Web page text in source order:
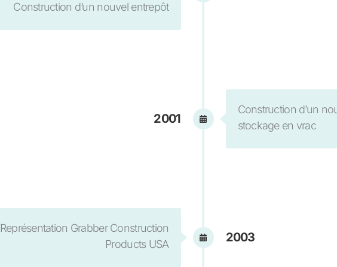
Construction d’un nouvel entrepôt
Construction d’un
stockage en vrac
2001
Représentation Grabber Construction
Products USA
2003